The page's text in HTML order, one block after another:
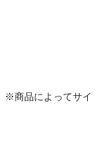
※商品によってサイ